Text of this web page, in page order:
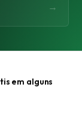
→
em alguns